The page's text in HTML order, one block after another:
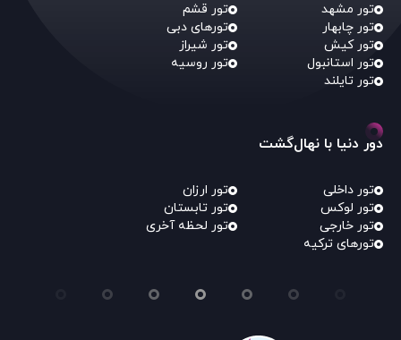
تور مشهد
تور قشم
تور چابهار
تورهای دبی
تور کیش
تور شیراز
تور استانبول
تور روسیه
تور تایلند
دور دنیا با نهال‌گشت
تور داخلی
تور ارزان
تور لوکس
تور تابستان
تور خارجی
تور لحظه آخری
تورهای ترکیه